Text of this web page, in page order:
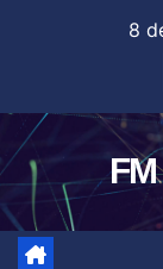
8